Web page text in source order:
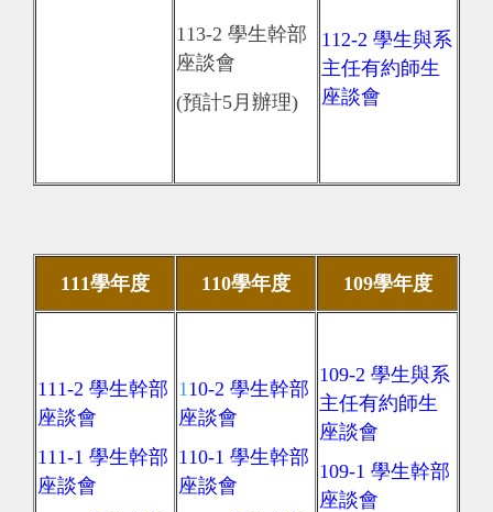
113-2 學生幹部
座談會
(預計5月辦理)
112-2 學生與系
主任有約師生
座談會
111學年度 110學年度 109學年度
111-2 學生幹部
座談會
111-1 學生幹部
座談會
1 10-2 學生幹部
座談會
110-1 學生幹部
座談會
109-2 學生與系
主任有約師生
座談會
109-1 學生幹部
座談會